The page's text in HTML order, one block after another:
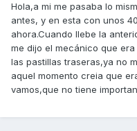
Hola,a mi me pasaba lo
antes, y en esta con unos
ahora.Cuando llebe la
me dijo el mecánico que
las pastillas traseras,ya no
aquel momento creia que
vamos,que no tiene